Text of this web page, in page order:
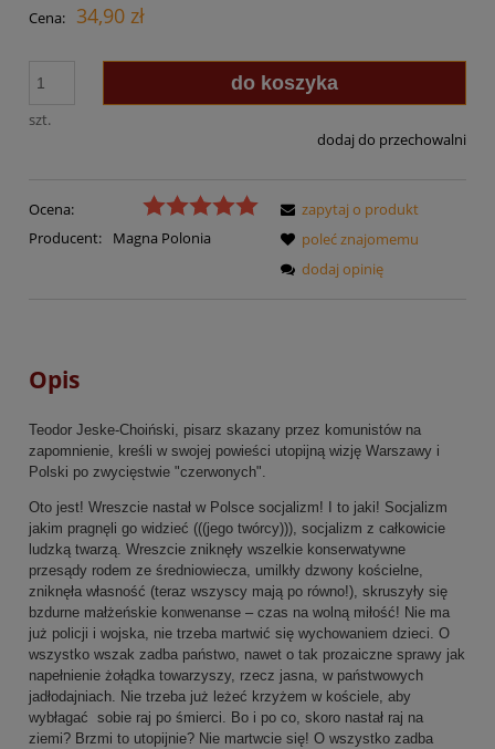
Cena: 34,90 zł
szt.
do koszyka
dodaj do przechowalni
Ocena:
Producent:
Magna Polonia
zapytaj o produkt
poleć znajomemu
dodaj opinię
Opis
Teodor Jeske-Choiński, pisarz skazany przez komunistów na
zapomnienie, kreśli w swojej powieści utopijną wizję Warszawy i
Polski po zwycięstwie "czerwonych".
Oto jest! Wreszcie nastał w Polsce socjalizm! I to jaki! Socjalizm
jakim pragnęli go widzieć (((jego twórcy))), socjalizm z całkowicie
ludzką twarzą. Wreszcie zniknęły wszelkie konserwatywne
przesądy rodem ze średniowiecza, umilkły dzwony kościelne,
zniknęła własność (teraz wszyscy mają po równo!), skruszyły się
bzdurne małżeńskie konwenanse – czas na wolną miłość! Nie ma
już policji i wojska, nie trzeba martwić się wychowaniem dzieci. O
wszystko wszak zadba państwo, nawet o tak prozaiczne sprawy jak
napełnienie żołądka towarzyszy, rzecz jasna, w państwowych
jadłodajniach. Nie trzeba już leżeć krzyżem w kościele, aby
wybłagać sobie raj po śmierci. Bo i po co, skoro nastał raj na
ziemi? Brzmi to utopijnie? Nie martwcie się! O wszystko zadba